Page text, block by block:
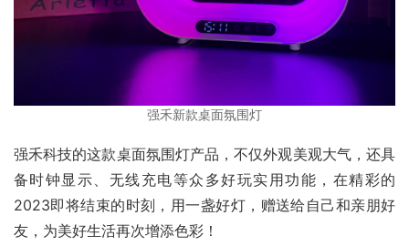
强禾新款桌面氛围灯
强禾科技的这款桌面氛围灯产品，不仅外观美观大气，还具
备时钟显示、无线充电等众多好玩实用功能，在精彩的
2023即将结束的时刻，用一盏好灯，赠送给自己和亲朋好
友，为美好生活再次增添色彩！